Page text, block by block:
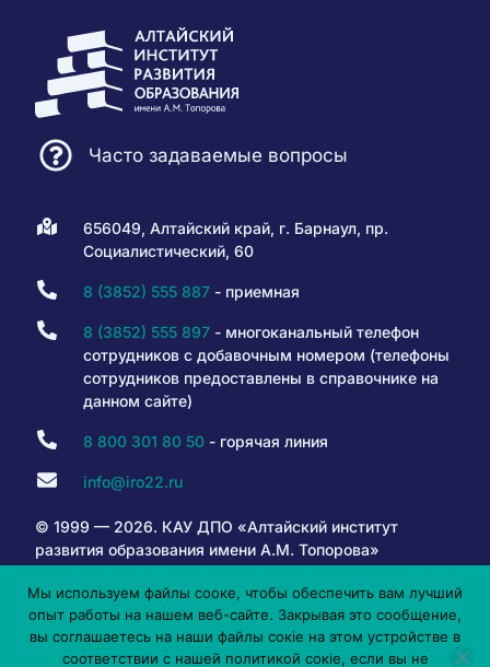
Часто задаваемые вопросы
656049, Алтайский край, г. Барнаул, пр.
Социалистический, 60
8 (3852) 555 887- приемная
8 (3852) 555 897- многоканальный телефон
сотрудников с добавочным номером (телефоны
сотрудников предоставлены в справочнике на
данном сайте)
8 800 301 80 50- горячая линия
info@iro22.ru
© 1999 — 2026. КАУ ДПО «Алтайский институт
развития образования имени А.М. Топорова»
6+
Мы используем файлы сооке, чтобы обеспечить вам лучший
опыт работы на нашем веб-сайте. Закрывая это сообщение,
вы соглашаетесь на наши файлы сокіе на этом устройстве в
соответствии с нашей политикой сокіе, если вы не